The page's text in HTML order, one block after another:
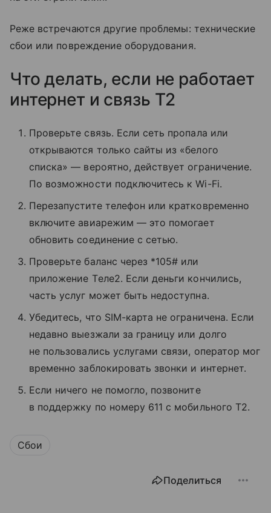
Реже встречаются другие проблемы: технические
сбои или повреждение оборудования.
Что делать, если не работает
интернет и связь T2
Проверьте связь. Если сеть пропала или
открываются только сайты из «белого
списка» — вероятно, действует ограничение.
По возможности подключитесь к Wi-Fi.
Перезапустите телефон или кратковременно
включите авиарежим — это помогает
обновить соединение с сетью.
Проверьте баланс через *105# или
приложение Tеле2. Если деньги кончились,
часть услуг может быть недоступна.
Убедитесь, что SIM-карта не ограничена. Если
недавно выезжали за границу или долго
не пользовались услугами связи, оператор мог
временно заблокировать звонки и интернет.
Если ничего не помогло, позвоните
в поддержку по номеру 611 с мобильного T2.
Сбои
Поделиться